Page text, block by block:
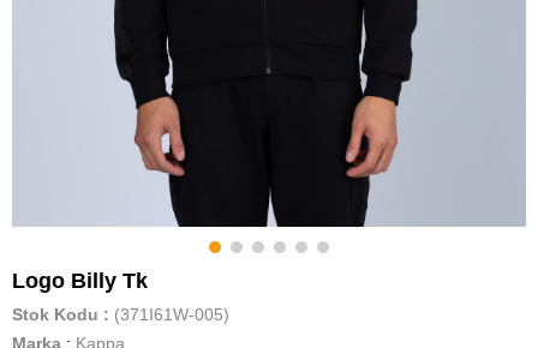
Logo Billy Tk
Stok Kodu
(371I61W-005)
Marka : Kappa